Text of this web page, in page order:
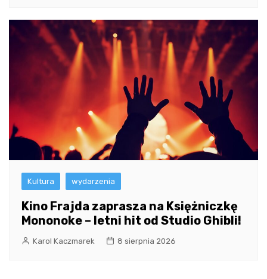
Kultura wydarzenia
Kino Frajda zaprasza na Księżniczkę
Mononoke – letni hit od Studio Ghibli!
Karol Kaczmarek 8 sierpnia 2026